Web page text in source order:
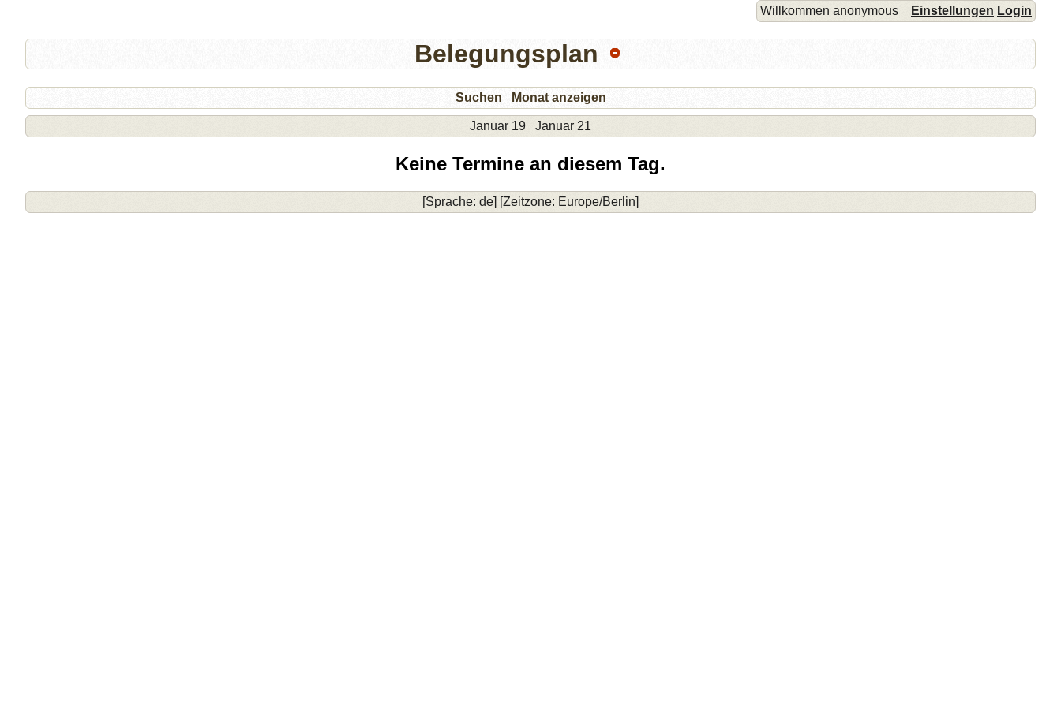
Willkommen anonymous Einstellungen Login
Belegungsplan
Suchen Monat anzeigen
Januar 19 Januar 21
Keine Termine an diesem Tag.
[Sprache: de] [Zeitzone: Europe/Berlin]